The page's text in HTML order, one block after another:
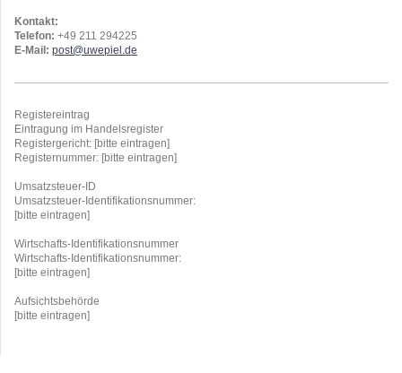
Kontakt:
Telefon: +49 211 294225
E-Mail: post@uwepiel.de
Registereintrag
Eintragung im Handelsregister
Registergericht: [bitte eintragen]
Registernummer: [bitte eintragen]
Umsatzsteuer-ID
Umsatzsteuer-Identifikationsnummer:
[bitte eintragen]
Wirtschafts-Identifikationsnummer
Wirtschafts-Identifikationsnummer:
[bitte eintragen]
Aufsichtsbehörde
[bitte eintragen]